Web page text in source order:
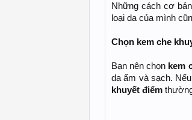
Những cách cơ
loại da của mình
Chọn kem che
Bạn nên chọn kem
da ẩm và sạch.
khuyết điểm